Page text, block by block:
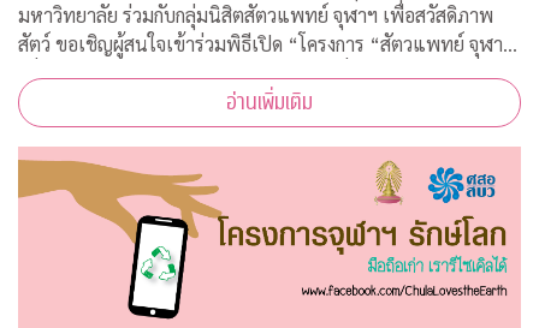
มหาวิทยาลัย ร่วมกับกลุ่มนิสิตสัตวแพทย์ จุฬาฯ เพื่อสวัสดิภาพ
สัตว์ ขอเชิญผู้สนใจเข้าร่วมพิธีเปิด “โครงการ “สัตวแพทย์ จุฬาฯ
เพื่อสวัสดิภาพสัตว์ในรั้วจุฬาฯ” ในวันพุธที่ 5 สิงหาคม 2563
เวลา 08.45 – 10.00 น. ณ ห้ออ่านเพิ่มเติม